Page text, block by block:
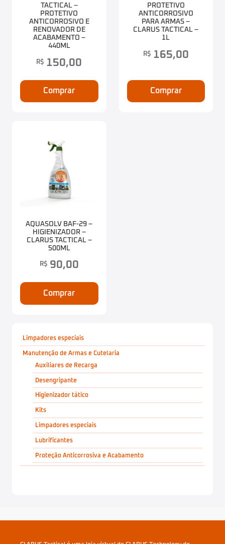
TACTICAL –
PROTETIVO
ANTICORROSIVO E
RENOVADOR DE
ACABAMENTO –
440ML
R$ 150,00
Comprar
PROTETIVO
ANTICORROSIVO
PARA ARMAS –
CLARUS TACTICAL –
1L
R$ 165,00
Comprar
AQUASOLV BAF-29 –
HIGIENIZADOR –
CLARUS TACTICAL –
500ML
R$ 90,00
Comprar
Limpadores especiais
Manutenção de Armas e Cutelaria
Auxiliares de Recarga
Desengripante
Higienizador tático
Kits
Limpadores especiais
Lubrificantes
Proteção Anticorrosiva e Acabamento